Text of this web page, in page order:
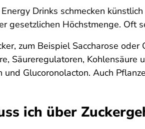
Drinks schmecken
gesetzlichen Höchstmenge. Oft
zum Beispiel Saccharose
Säureregulatoren,
und Glucoronolacton. Auch
ich über